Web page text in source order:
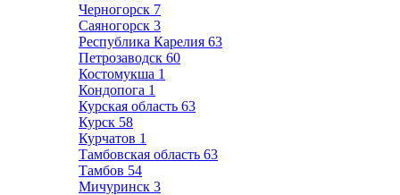
Черногорск 7
Саяногорск 3
Республика Карелия 63
Петрозаводск 60
Костомукша 1
Кондопога 1
Курская область 63
Курск 58
Курчатов 1
Тамбовская область 63
Тамбов 54
Мичуринск 3